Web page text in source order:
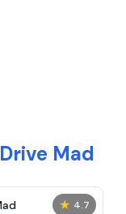
Mad
★ 4.7